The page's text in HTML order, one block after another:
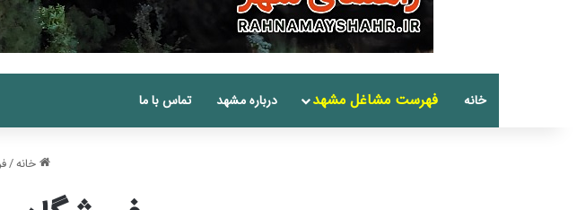
خانه فهرست مشاغل مشهد درباره مشهد تماس با ما
خانه/